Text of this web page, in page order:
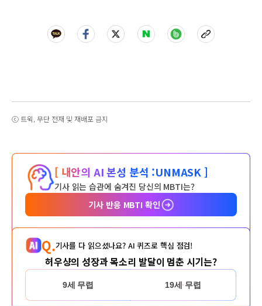
ⓒ 트윅, 무단 전재 및 재배포 금지
[ 내안의 AI 본성 분석 :UNMASK ]
기사 읽는 습관에 숨겨진 당신의 MBTI는?
기사 반응 MBTI 확인
Q.기사를 다 읽으셨나요? AI 퀴즈로 핵심 점검!
허우샹의 성장과 목소리 발달이 멈춘 시기는?
9세 무렵 19세 무렵